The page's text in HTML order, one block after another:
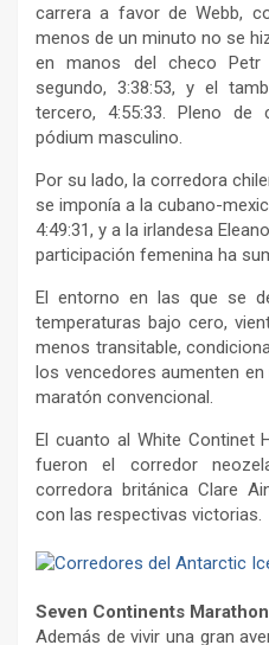
carrera a favor de Webb,
menos de un minuto no se
en manos del checo Petr
segundo, 3:38:53, y el
tercero, 4:55:33. Pleno de
pódium masculino.
Por su lado, la corredora
se imponía a la cubano-
4:49:31, y a la irlandesa
participación femenina ha
El entorno en las que se
temperaturas bajo cero,
menos transitable,
los vencedores aumenten
maratón convencional.
El cuanto al White Continet
fueron el corredor
corredora británica Clare
con las respectivas victorias.
Seven Continents Marathon
Además de vivir una gran